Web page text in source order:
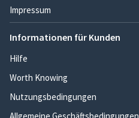
Impressum
Informationen für Kunden
Hilfe
Worth Knowing
Nutzungsbedingungen